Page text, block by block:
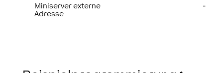
Miniserver externe
Adresse
-